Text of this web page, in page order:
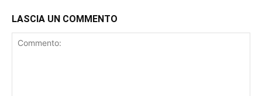
LASCIA UN COMMENTO